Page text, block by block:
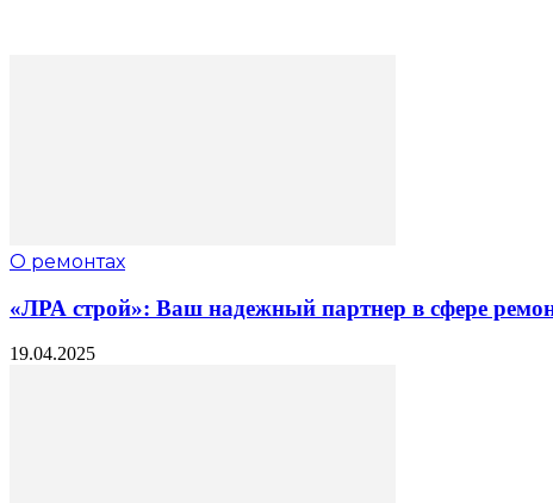
О ремонтах
«ЛРА строй»: Ваш надежный партнер в сфере
19.04.2025